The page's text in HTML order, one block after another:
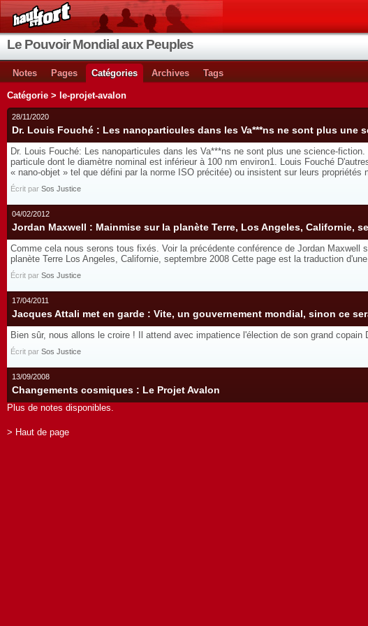
Le Pouvoir Mondial aux Peuples
Notes Pages Catégories Archives Tags
Catégorie > le-projet-avalon
28/11/2020
Dr. Louis Fouché : Les nanoparticules dans les Va***ns ne sont plus une
Dr. Louis Fouché: Les nanoparticules dans les Va***ns ne sont plus une science-
particule dont le diamètre nominal est inférieur à 100 nm environ1. Louis Fouché
« nano-objet » tel que défini par la norme ISO précitée) ou insistent sur leurs propriétés
Écrit par Sos Justice
04/02/2012
Jordan Maxwell : Mainmise sur la planète Terre, Los Angeles, Californie,
Comme cela nous serons tous fixés. Voir la précédente conférence de Jordan
planète Terre Los Angeles, Californie, septembre 2008 Cette page est la traduction
Écrit par Sos Justice
17/04/2011
Jacques Attali met en garde : Vite, un gouvernement mondial, sinon ce
Bien sûr, nous allons le croire ! Il attend avec impatience l'élection de son grand
Écrit par Sos Justice
13/09/2008
Changements cosmiques : Le Projet Avalon
Plus de notes disponibles.
> Haut de page